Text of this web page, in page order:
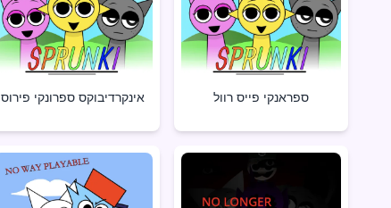
אינקרדיבוקס ספרונקי פירוס ספראנקי פייס רוול